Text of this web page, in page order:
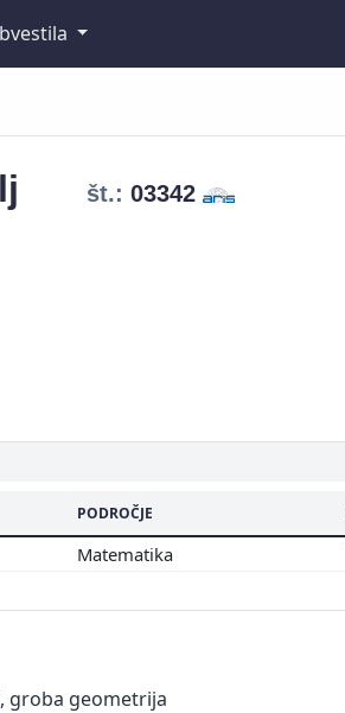
št.: 03342
PODROČJE
Matematika
groba geometrija